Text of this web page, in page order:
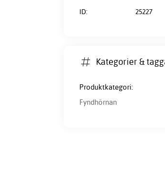
ID: 25227
Kategorier &
Produktkategori:
Fyndhörnan